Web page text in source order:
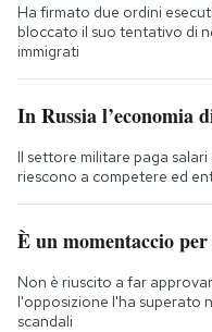
Ha firmato due ordini
bloccato il suo tentativo di
immigrati
In Russia l’economia
Il settore militare paga
riescono a competere ed
È un momentaccio
Non è riuscito a far
l'opposizione l'ha superato
scandali